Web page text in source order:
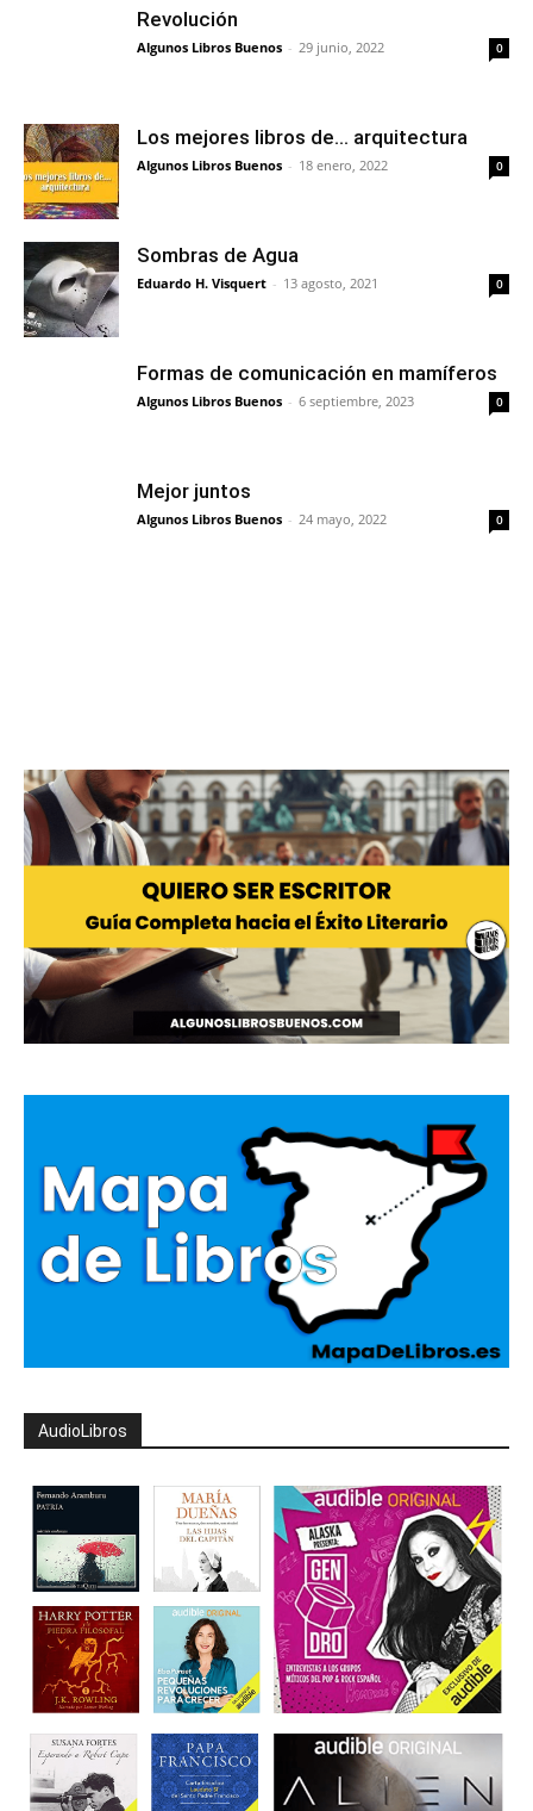
Revolución
Algunos Libros Buenos - 29 junio, 2022 0
Los mejores libros de… arquitectura
Algunos Libros Buenos - 18 enero, 2022 0
Sombras de Agua
Eduardo H. Visquert - 13 agosto, 2021 0
Formas de comunicación en mamíferos
Algunos Libros Buenos - 6 septiembre, 2023 0
Mejor juntos
Algunos Libros Buenos - 24 mayo, 2022 0
AudioLibros